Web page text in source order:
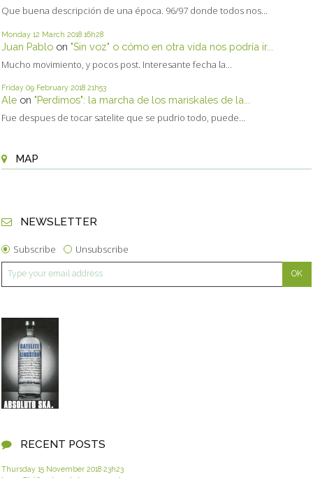
Que buena descripción de una época. 96/97 donde todos nos...
Monday 12 March 2018 16h28
Juan Pablo on "Sin voz" o cómo en otra vida nos podría ir...
Mucho movimiento, y pocos post. Interesante fecha la...
Friday 09 February 2018 21h53
Ale on "Perdimos": la marcha de los mariskales de la...
Fue despues de tocar satelite que se pudrio todo, puede...
MAP
NEWSLETTER
Subscribe Unsubscribe
RECENT POSTS
Thursday 15 November 2018 23h23